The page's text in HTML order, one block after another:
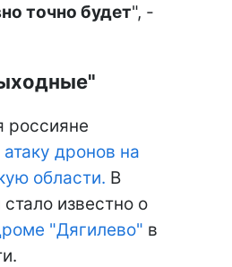
точно будет", -
россияне
атаку дронов на
области. В
известно о
"Дягилево" в